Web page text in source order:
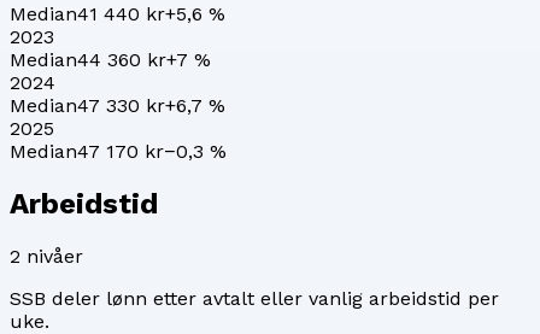
Median41 440 kr+5,6 %
2023
Median44 360 kr+7 %
2024
Median47 330 kr+6,7 %
2025
Median47 170 kr−0,3 %
Arbeidstid
2 nivåer
SSB deler lønn etter avtalt eller vanlig arbeidstid per
uke.